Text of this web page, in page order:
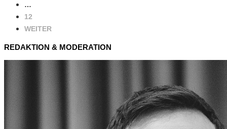
…
12
WEITER
REDAKTION & MODERATION